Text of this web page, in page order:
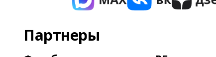
Партнеры